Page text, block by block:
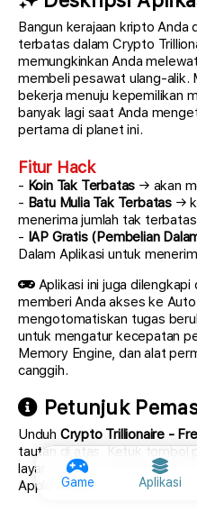
Game Aplikasi
Bangun kerajaan kripto Anda
terbatas dalam Crypto
memungkinkan Anda
membeli pesawat ulang-alik.
bekerja menuju kepemilikan
banyak lagi saat Anda
pertama di planet ini.
Fitur Hack
- Koin Tak Terbatas → akan
- Batu Mulia Tak Terbatas →
menerima jumlah tak terbatas
- IAP Gratis (Pembelian
Dalam Aplikasi untuk
Aplikasi ini juga dilengkapi
memberi Anda akses ke
mengotomatiskan tugas
untuk mengatur kecepatan
Memory Engine, dan alat
canggih.
Petunjuk
Unduh Crypto Trillionaire -
tautan di atas. Ketuk tombol
layar untuk memasang hack
Apple Silicon.